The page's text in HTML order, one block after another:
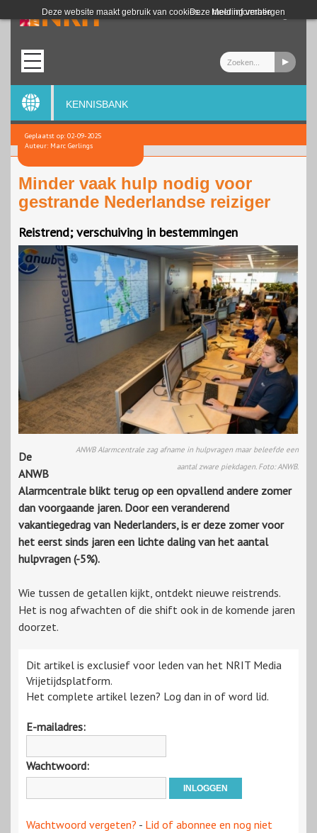
Deze website maakt gebruik van cookies. Meer informatie
Deze melding verbergen
Login
KENNISBANK
Geplaatst op: 02-09-2025
Auteur: Marc Gerlings
Minder vaak hulp nodig voor
gestrande Nederlandse reiziger
Reistrend; verschuiving in bestemmingen
ANWB Alarmcentrale zag afname in hulpvragen maar beleefde een
aantal zware piekdagen. Foto: ANWB.
De
ANWB
Alarmcentrale blikt terug op een opvallend andere zomer
dan voorgaande jaren. Door een veranderend
vakantiegedrag van Nederlanders, is er deze zomer voor
het eerst sinds jaren een lichte daling van het aantal
hulpvragen (-5%).
Wie tussen de getallen kijkt, ontdekt nieuwe reistrends.
Het is nog afwachten of die shift ook in de komende jaren
doorzet.
Dit artikel is exclusief voor leden van het NRIT Media
Vrijetijdsplatform.
Het complete artikel lezen? Log dan in of word lid.
E-mailadres:
Wachtwoord:
Wachtwoord vergeten? - Lid of abonnee en nog niet